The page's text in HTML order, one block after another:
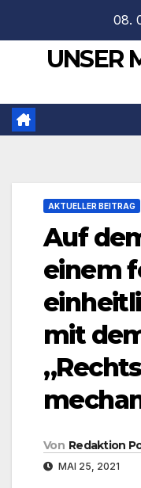
springen
08.
UNSER
AKTUELLER BEITRAG
Auf
einem
mit
Von Redaktion
MAI 25, 2021